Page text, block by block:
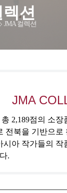
션
JMA 컬렉션
JMA
2,189점의 소
북을 기반으
아 작가들의
.